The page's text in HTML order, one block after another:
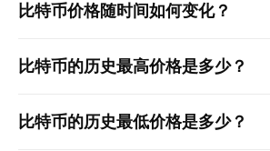
比特币价格随时间如何变化？
比特币的历史最高价格是多少？
比特币的历史最低价格是多少？